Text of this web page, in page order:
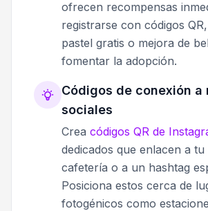
ofrecen recompensas
registrarse con códigos
pastel gratis o mejora de
fomentar la adopción.
Códigos de conexión a
sociales
Crea códigos QR de
dedicados que enlacen a
cafetería o a un hashtag
Posiciona estos cerca de
fotogénicos como